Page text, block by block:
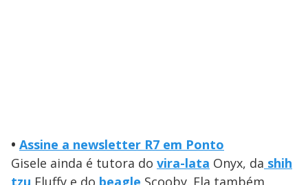
• Assine a newsletter R7 em Ponto
Gisele ainda é tutora do vira-lata Onyx, da shih
tzu Fluffy e do beagle Scooby. Ela também